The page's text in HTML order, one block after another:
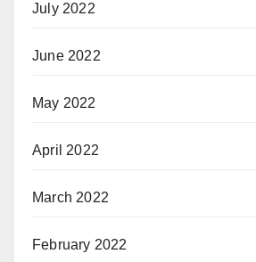
July 2022
June 2022
May 2022
April 2022
March 2022
February 2022